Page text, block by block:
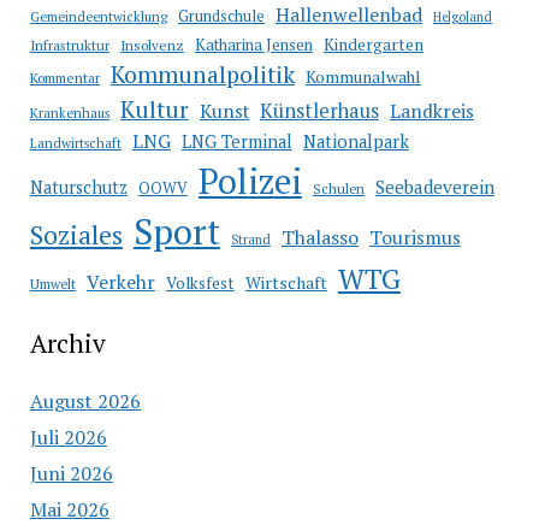
Gemeindeentwicklung Grundschule Hallenwellenbad Helgoland
Infrastruktur Insolvenz Katharina Jensen Kindergarten
Kommentar Kommunalpolitik Kommunalwahl
Krankenhaus Kultur Kunst Künstlerhaus Landkreis
Landwirtschaft LNG LNG Terminal Nationalpark
Naturschutz OOWV Polizei Schulen Seebadeverein
Soziales Sport Strand Thalasso Tourismus
Umwelt Verkehr Volksfest Wirtschaft WTG
Archiv
August 2026
Juli 2026
Juni 2026
Mai 2026